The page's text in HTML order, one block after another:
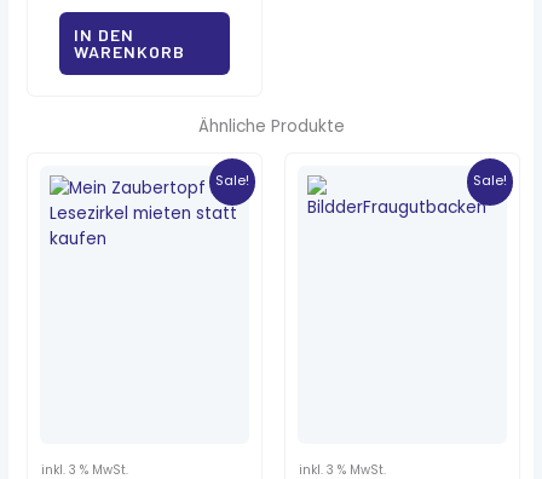
IN DEN
WARENKORB
Ähnliche Produkte
Sale!
inkl. 3 % MwSt.
war:
6,90 €
Aktueller
ist:
0,58 €.
Sale!
inkl. 3 % MwSt.
Ursprünglicher
3,10 €
Aktueller
Preis
ist:
0,25 €.